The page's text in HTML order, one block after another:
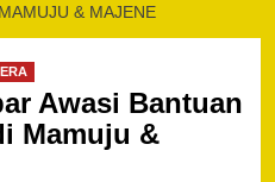
& MAJENE
Awasi Bantuan
Mamuju &